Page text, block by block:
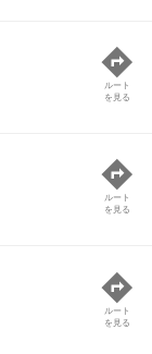
ルート
を見る
ルート
を見る
ルート
を見る